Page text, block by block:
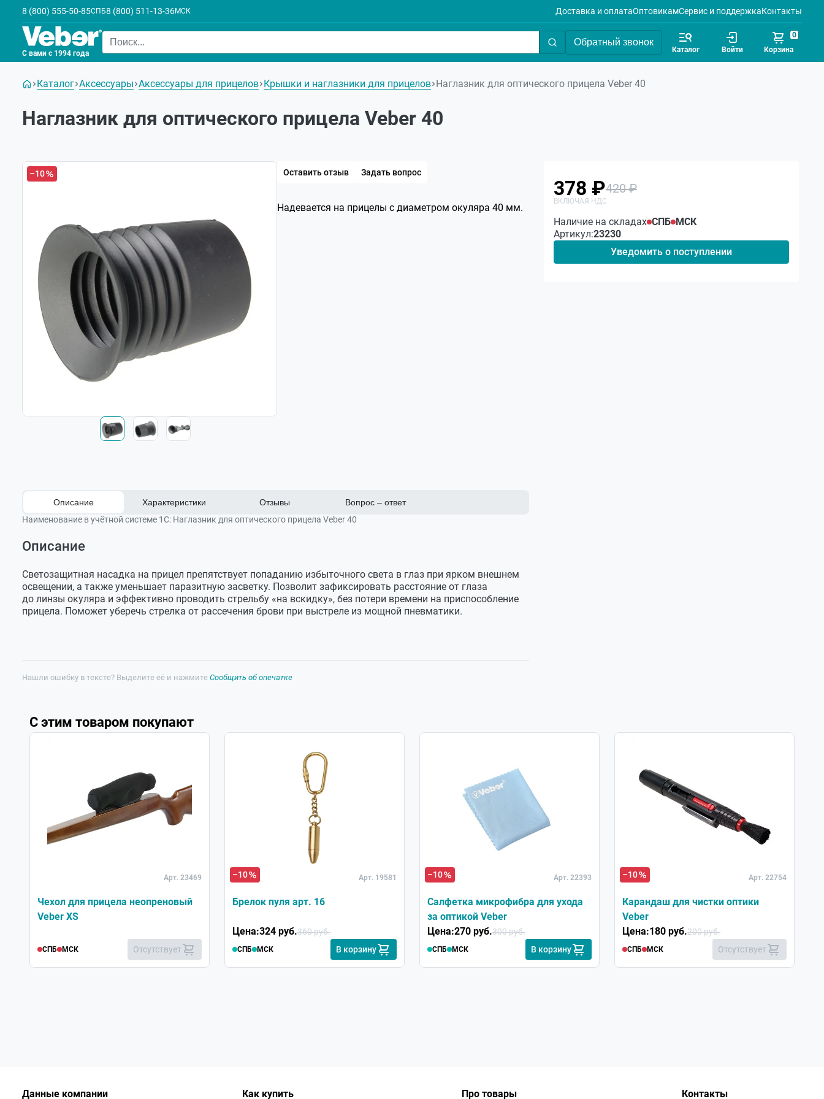
8 (800) 555-50-85СПБ8 (800) 511-13-36МСК Доставка и оплатаОптовикамСервис и поддержкаКонтакты
С вами с 1994 года
Обратный звонок
Каталог Войти Корзина
0
Каталог Аксессуары Аксессуары для прицелов Крышки и наглазники для прицелов Наглазник для оптического прицела Veber 40
Наглазник для оптического прицела Veber 40
–10 Оставить отзыв Задать вопрос
Надевается на прицелы с диаметром окуляра 40 мм.
Описание Характеристики Отзывы
Вопрос – ответ
Наименование в учётной системе 1С: Наглазник для оптического прицела Veber 40
Описание
Светозащитная насадка на прицел препятствует попаданию избыточного света в глаз при ярком внешнем
освещении, а также уменьшает паразитную засветку. Позволит зафиксировать расстояние от глаза
до линзы окуляра и эффективно проводить стрельбу «на вскидку», без потери времени на приспособление
прицела. Поможет уберечь стрелка от рассечения брови при выстреле из мощной пневматики.
Посадочный
мм
Размеры,
мм
63x43
Оставить отзыв
Задать вопрос
Нашли ошибку в тексте? Выделите её и нажмите Сообщить об опечатке
378 ₽420 ₽
Наличие на складах СПБ МСК
Артикул:23230
Уведомить о поступлении
С этим товаром покупают
Арт. 23469
Чехол для прицела неопреновый
Veber XS
СПБ МСК Отсутствует
–10 Арт. 19581
Брелок пуля арт. 16
Цена:324 руб.360 руб.
СПБ МСК В корзину
–10 Арт. 22393
Салфетка микрофибра для ухода
за оптикой Veber
Цена:270 руб.300 руб.
СПБ МСК В корзину
–10
Арт. 22754
Карандаш для чистки оптики
Veber
Цена:180 руб.200 руб.
СПБ МСК Отсутствует
Данные компании Как купить Про товары Контакты